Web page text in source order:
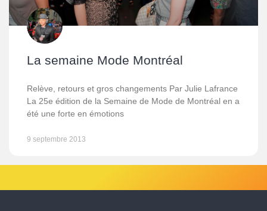
La semaine Mode Montréal
Relève, retours et gros changements Par Julie Lafrance
La 25e édition de la Semaine de Mode de Montréal en a
été une forte en émotions
9 septembre 2013